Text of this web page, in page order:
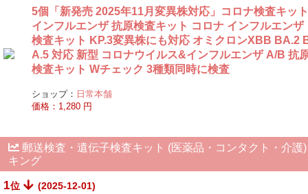
5個「新発売 2025年11月変異株対応」コロナ検査キット
インフルエンザ 抗原検査キット コロナ インフルエンザ
検査キット KP.3変異株にも対応 オミクロンXBB BA.2
A.5 対応 新型 コロナウイルス&インフルエンザ A/B 抗
検査キット Wチェック 3種類同時に検査
ショップ： 日常本舗
価格：1,280 円
郵送検査・遺伝子検査キット (医薬品・コンタクト・介護
キング
1位 (2025-12-01)